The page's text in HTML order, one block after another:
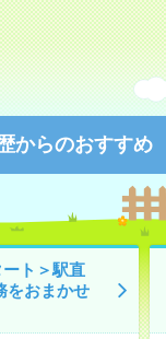
からのおすすめ
ト＞駅直
をおまかせ